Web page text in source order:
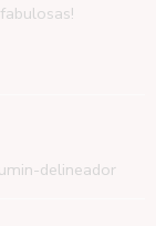
delineador